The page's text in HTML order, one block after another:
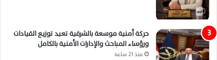
حركة أمنية موسعة بالشرقية تعيد توزيع القيادات
ورؤساء المباحث والإدارات الأمنية بالكامل
منذ 21 ساعة